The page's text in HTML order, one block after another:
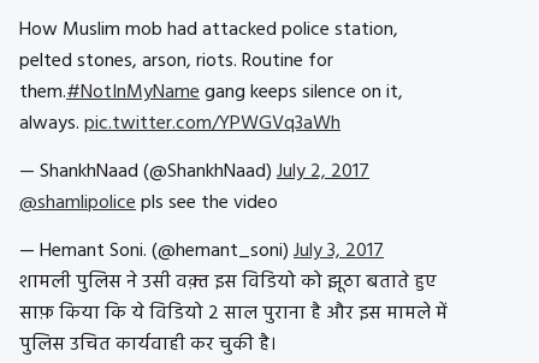
How Muslim mob had attacked police station,
pelted stones, arson, riots. Routine for
them.#NotInMyNamegang keeps silence on it,
always.pic.twitter.com/YPWGVq3aWh
— ShankhNaad (@ShankhNaad)July 2, 2017
@shamlipolicepls see the video
— Hemant Soni. (@hemant_soni)July 3, 2017
शामली पुलिस ने उसी वक़्त इस विडियो को झूठा बताते हुए
साफ़ किया कि ये विडियो 2 साल पुराना है और इस मामले में
पुलिस उचित कार्यवाही कर चुकी है।